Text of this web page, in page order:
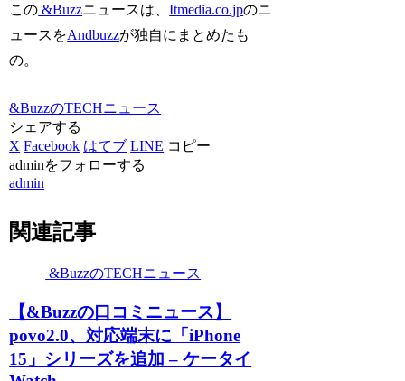
この &Buzzニュースは、Itmedia.co.jpのニ
ュースをAndbuzzが独自にまとめたも
の。
&BuzzのTECHニュース
シェアする
X Facebook はてブ LINE コピー
adminをフォローする
admin
関連記事
&BuzzのTECHニュース
【&Buzzの口コミニュース】
povo2.0、対応端末に「iPhone
15」シリーズを追加 – ケータイ